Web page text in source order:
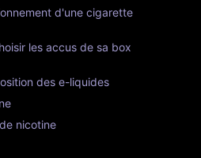
d'une cigarette
les accus de sa box
des e-liquides
nicotine